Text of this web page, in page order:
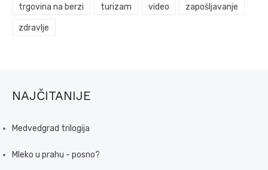
trgovina na berzi turizam video zapošljavanje
zdravlje
NAJČITANIJE
Medvedgrad trilogija
Mleko u prahu - posno?